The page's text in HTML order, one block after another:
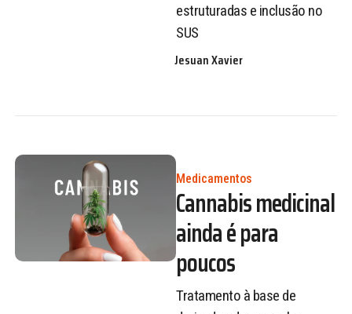
estruturadas e inclusão no
SUS
Jesuan Xavier
Medicamentos
Cannabis medicinal
ainda é para
poucos
Tratamento à base de